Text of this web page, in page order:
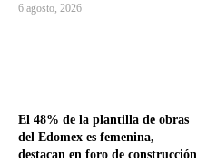
6 agosto, 2026
El 48% de la plantilla de obras
del Edomex es femenina,
destacan en foro de construcción